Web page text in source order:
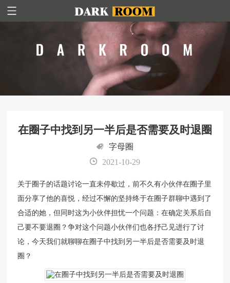
在圈子中找到另一半后是否需要及时退圈
字母圈
2021-10-29
关于圈子的话题讨论一直未停歇过，前不久有小伙伴在圈子里
面分享了他的喜悦，经过不懈的坚持终于在圈子群聊中遇到了
合适的她，但同时这为小伙伴担忧一个问题：在确定关系后自
己要不要退圈？争对这个问题小伙伴们也各抒己见进行了讨
论，今天我们就聊聊在圈子中找到另一半后是否需要及时退
圈？